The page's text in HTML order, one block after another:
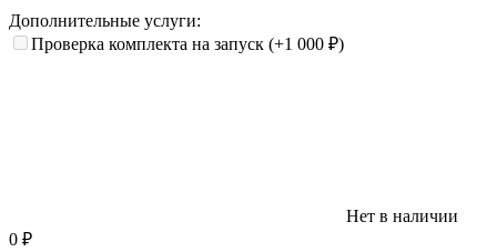
Дополнительные услуги:
Проверка комплекта на запуск (+1 000 ₽)
Нет в наличии
0 ₽